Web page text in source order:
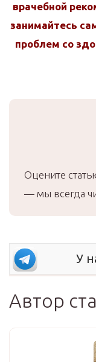
врачебной
занимайтесь
проблем со
Оцените
— мы всегда
У
Автор